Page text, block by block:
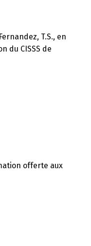
T.S., en
du CISSS de
offerte aux